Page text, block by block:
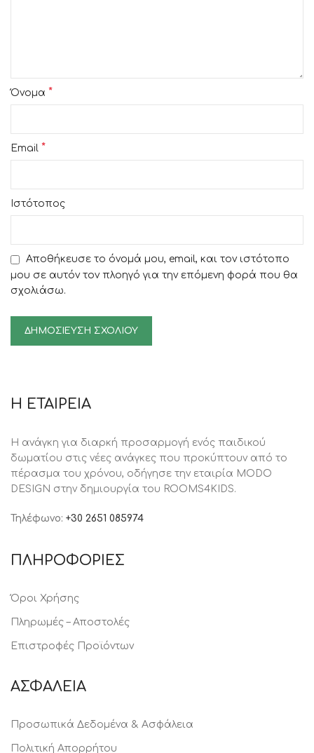
Όνομα *
Email *
Ιστότοπος
Αποθήκευσε το όνομά μου, email, και τον ιστότοπο
μου σε αυτόν τον πλοηγό για την επόμενη φορά που θα
σχολιάσω.
Η ΕΤΑΙΡΕΙΑ
Η ανάγκη για διαρκή προσαρμογή ενός παιδικού
δωματίου στις νέες ανάγκες που προκύπτουν από το
πέρασμα του χρόνου, oδήγησε την εταιρία MODO
DESIGN στην δημιουργία του ROOMS4KIDS.
Τηλέφωνο: +30 2651 085974
ΠΛΗΡΟΦΟΡΙΕΣ
Όροι Χρήσης
Πληρωμές – Αποστολές
Επιστροφές Προϊόντων
ΑΣΦΑΛΕΙΑ
Προσωπικά Δεδομένα & Ασφάλεια
Πολιτική Απορρήτου